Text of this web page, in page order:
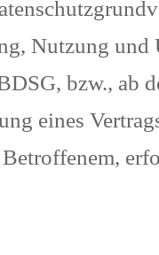
Nutzung und
bzw., ab
eines